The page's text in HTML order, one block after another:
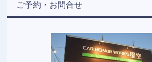
ご予約・お問合せ